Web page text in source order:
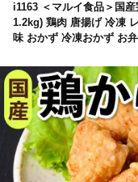
i1163 ＜マルイ食品＞国
1.2kg) 鶏肉 唐揚げ 冷凍
味 おかず 冷凍おかず お